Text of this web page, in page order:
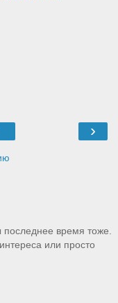
›
время тоже.
или просто